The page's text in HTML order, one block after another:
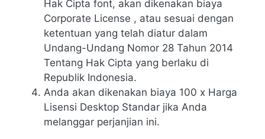
Hak Cipta font, akan dikenakan biaya
Corporate License , atau sesuai dengan
ketentuan yang telah diatur dalam
Undang-Undang Nomor 28 Tahun 2014
Tentang Hak Cipta yang berlaku di
Republik Indonesia.
Anda akan dikenakan biaya 100 x Harga
Lisensi Desktop Standar jika Anda
melanggar perjanjian ini.